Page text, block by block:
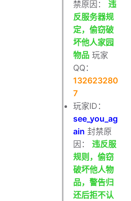
禁原因：违
反服务器规
定，偷窃破
坏他人家园
物品 玩家
QQ：
132623280
7
玩家ID：
see_you_ag
ain 封禁原
因：违反服
规则，偷窃
破坏他人物
品，警告归
还后拒不认